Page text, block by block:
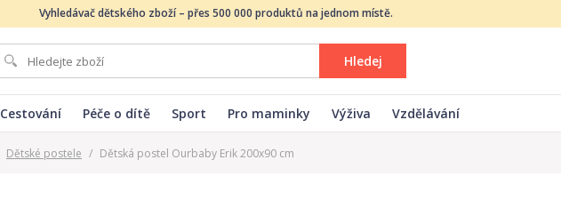
Vyhledávač dětského zboží – přes 500 000 produktů na jednom místě.
Hledej
Cestování Péče o dítě Sport Pro maminky Výživa Vzdělávání
Dětské postele / Dětská postel Ourbaby Erik 200x90 cm